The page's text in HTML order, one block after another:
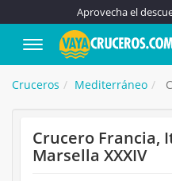
Aprovecha el
Cruceros Mediterráneo
Crucero Francia,
Marsella XXXIV